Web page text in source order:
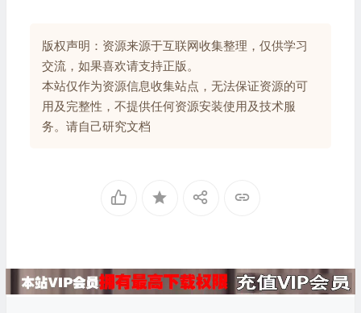
版权声明：资源来源于互联网收集整理，仅供学习
交流，如果喜欢请支持正版。
本站仅作为资源信息收集站点，无法保证资源的可
用及完整性，不提供任何资源安装使用及技术服
务。请自己研究文档